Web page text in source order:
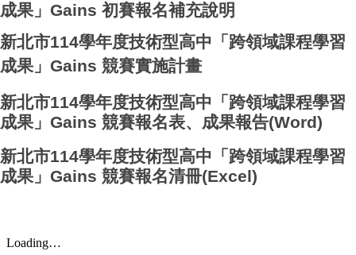
成果」Gains 初賽報名補充說明
新北市114學年度技術型高中「跨領域課程學習
成果」Gains 競賽實施計畫
新北市114學年度技術型高中「跨領域課程學習
成果」Gains 競賽報名表、成果報告(Word)
新北市114學年度技術型高中「跨領域課程學習
成果」Gains 競賽報名清冊(Excel)